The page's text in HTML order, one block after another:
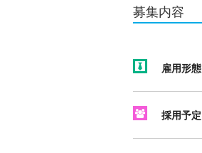
募集内容
雇用形態
採用予定